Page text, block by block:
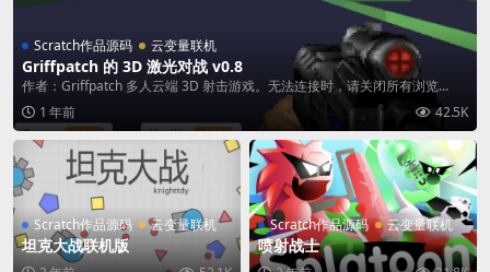
Scratch作品源码 云变量联机
Griffpatch 的 3D 激光对战 v0.8
作者：Griffpatch 多人云端 3D 射击游戏。无法连接时，请关闭所有浏览...
1 年前
42.5K
Scratch作品源码 云变量联机
坦克大战联机版
Scratch作品源码 云变量联机
喷射战士